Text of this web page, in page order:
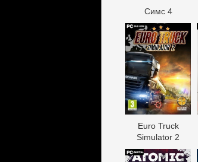
Симс 4
Euro Truck
Simulator 2